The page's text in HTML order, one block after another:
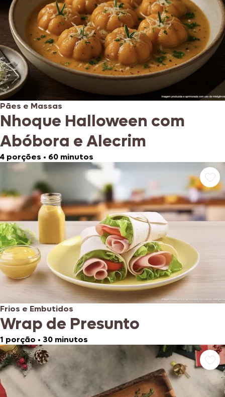
Pães e Massas
Nhoque Halloween com
Abóbora e Alecrim
4 porções • 60 minutos
Frios e Embutidos
Wrap de Presunto
1 porção • 30 minutos